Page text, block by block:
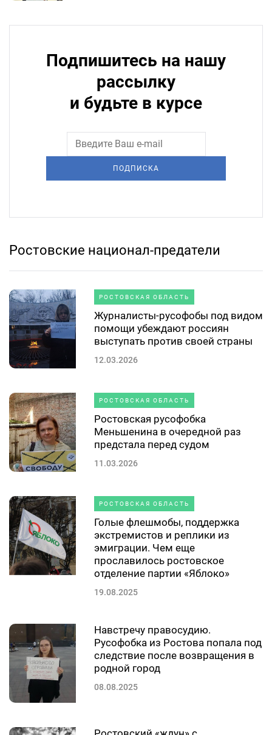
Подпишитесь на нашу
рассылку
и будьте в курсе
ПОДПИСКА
Ростовские национал-предатели
РОСТОВСКАЯ ОБЛАСТЬ
Журналисты-русофобы под видом
помощи убеждают россиян
выступать против своей страны
12.03.2026
РОСТОВСКАЯ ОБЛАСТЬ
Ростовская русофобка
Меньшенина в очередной раз
предстала перед судом
11.03.2026
РОСТОВСКАЯ ОБЛАСТЬ
Голые флешмобы, поддержка
экстремистов и реплики из
эмиграции. Чем еще
прославилось ростовское
отделение партии «Яблоко»
19.08.2025
Навстречу правосудию.
Русофобка из Ростова попала под
следствие после возвращения в
родной город
08.08.2025